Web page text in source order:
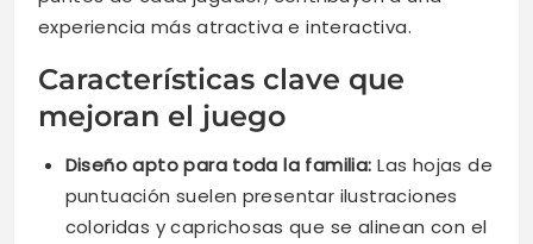
experiencia más atractiva e interactiva.
Características clave que
mejoran el juego
Diseño apto para toda la familia: Las hojas de
puntuación suelen presentar ilustraciones
coloridas y caprichosas que se alinean con el